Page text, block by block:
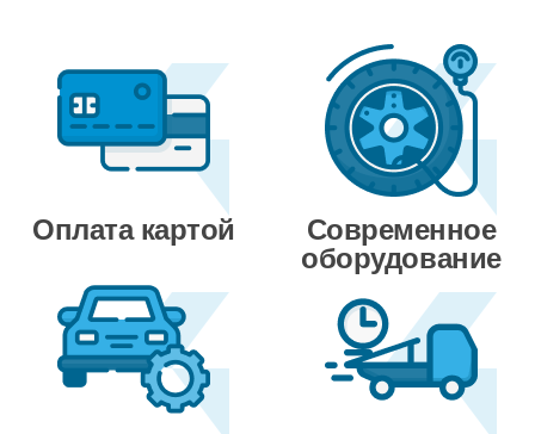
Оплата картой
Современное
оборудование